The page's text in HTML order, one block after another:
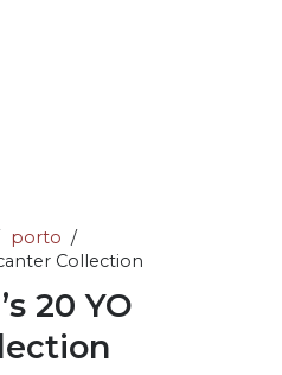
porto /
Collection
20 YO